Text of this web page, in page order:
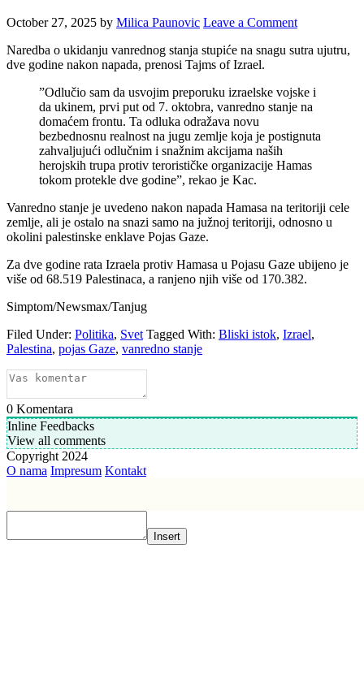
October 27, 2025 by Milica Paunovic Leave a Comment
Naredba o ukidanju vanrednog stanja stupiće na snagu sutra ujutru,
dve godine nakon napada, prenosi Tajms of Izrael.
”Odlučio sam da usvojim preporuku izraelske vojske i
da ukinem, prvi put od 7. oktobra, vanredno stanje na
domaćem frontu. Ta odluka odražava novu
bezbednosnu realnost na jugu zemlje koja je postignuta
zahvaljujući odlučnim i snažnim akcijama naših
herojskih trupa protiv terorističke organizacije Hamas
tokom protekle dve godine”, rekao je Kac.
Vanredno stanje je uvedeno nakon napada Hamasa na teritoriji cele
zemlje, ali je ostalo na snazi samo na južnoj teritoriji, odnosno u
okolini palestinske enklave Pojas Gaze.
Za dve godine rata Izraela protiv Hamasa u Pojasu Gaze ubijeno je
više od 68.519 Palestinaca, a ranjeno njih više od 170.382.
Simptom/Newsmax/Tanjug
Filed Under: Politika, Svet Tagged With: Bliski istok, Izrael,
Palestina, pojas Gaze, vanredno stanje
0 Komentara
Inline Feedbacks
View all comments
Copyright 2024
O nama Impresum Kontakt
Insert